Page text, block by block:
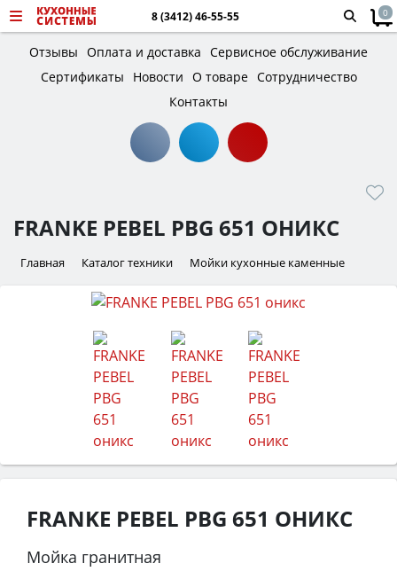
8 (3412) 46-55-55 0
Отзывы Оплата и доставка Сервисное обслуживание
Сертификаты
Новости О товаре Сотрудничество
Контакты
FRANKE PEBEL PBG 651 ОНИКС
Главная Каталог техники Мойки кухонные каменные
FRANKE PEBEL PBG 651 ОНИКС
Мойка гранитная